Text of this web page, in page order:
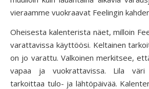
vieraamme vuokraavat Feelingin
Oheisesta kalenterista näet, milloin
varattavissa käyttöösi. Keltainen
on jo varattu. Valkoinen merkitsee,
vapaa ja vuokrattavissa. Lila väri
tarkoittaa tulo- ja lähtöpäivää.